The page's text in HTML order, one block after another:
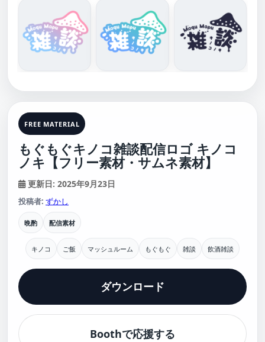
FREE MATERIAL
もぐもぐキノコ雑談配信ロゴ キノコ
ノキ【フリー素材・サムネ素材】
更新日: 2025年9月23日
投稿者: ずかし
晩酌 配信素材
キノコ ご飯 マッシュルーム もぐもぐ 雑談 飲酒雑談
ダウンロード
Boothで応援する